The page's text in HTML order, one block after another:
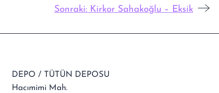
Sonraki: Kirkor Sahakoğlu – Eksik
DEPO / TÜTÜN DEPOSU
Hacımimi Mah.